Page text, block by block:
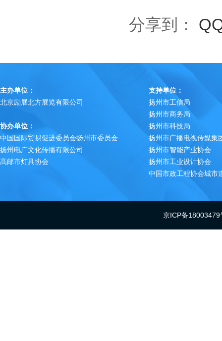
分享到：
主办单位：
北京励展北方展览有限公司
协办单位：
中国国际贸易促进委员会扬州市委员会
扬州电广文化传播有限公司
高邮市灯具协会
支持单位：
扬州市工信局
扬州市商务局
扬州市科技局
扬州市广播电视传媒集
扬州市智能产业协会
扬州市工业设计协会
中国市政工程协会城市
京ICP备18003479